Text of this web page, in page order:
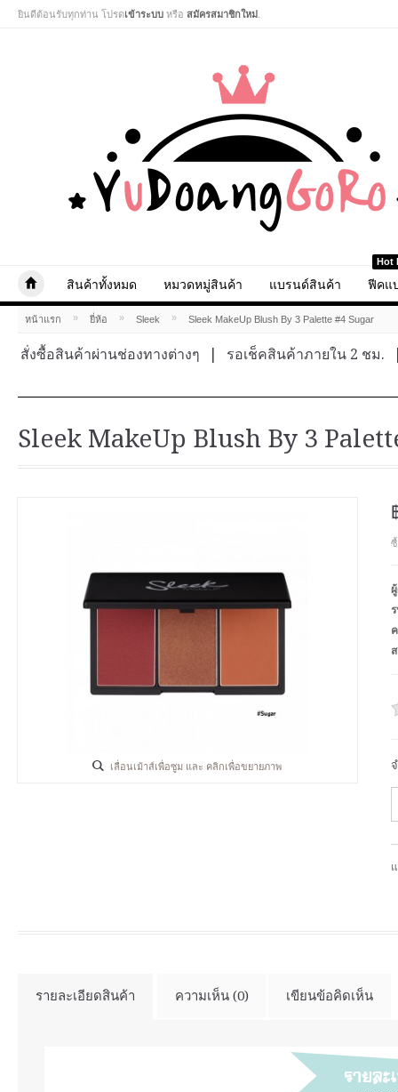
ยินดีต้อนรับทุกท่าน โปรดเข้าระบบ หรือ สมัครสมาชิกใหม่
สินค้าทั้งหมด หมวดหมู่สินค้า แบรนด์สินค้า
Hot
ฟีคแ
หน้าแรก » ยี่ห้อ » Sleek » Sleek MakeUp Blush By 3 Palette #4 Sugar
สั่งซื้อสินค้าผ่านช่องทางต่างๆ รอเช็คสินค้าภายใน 2 ชม.
Sleek MakeUp Blush By 3
เลื่อนเม้าส์เพื่อซูม และ คลิกเพื่อขยายภาพ
รายละเอียดสินค้า ความเห็น (0) เขียนข้อคิดเห็น